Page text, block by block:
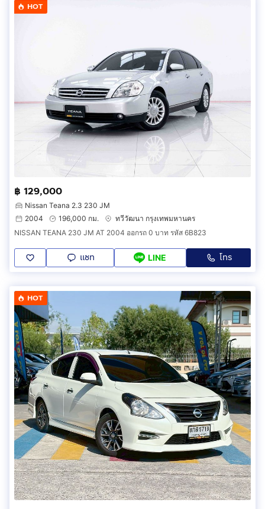
HOT
฿ 129,000
Nissan Teana 2.3 230 JM
2004
196,000 กม.
ทวีวัฒนา กรุงเทพมหานคร
NISSAN TEANA 230 JM AT 2004 ออกรถ 0 บาท รหัส 6B823
แชท LINE โทร
HOT